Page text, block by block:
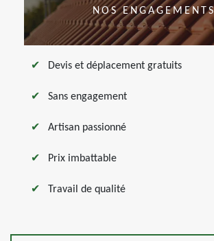
NOS ENGAGEMENTS
Devis et déplacement gratuits
Sans engagement
Artisan passionné
Prix imbattable
Travail de qualité